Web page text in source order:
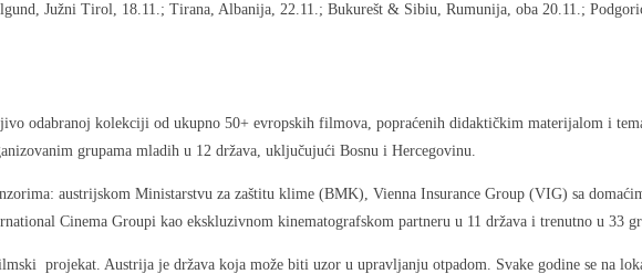
Južni Tirol, 18.11.; Tirana, Albanija, 22.11.; Bukurešt & Sibiu, Rumunija, oba 20.11.;
odabranoj kolekciji od ukupno 50+ evropskih filmova, popraćenih didaktičkim materijalom i
grupama mladih u 12 država, uključujući Bosnu i Hercegovinu.
austrijskom Ministarstvu za zaštitu klime (BMK), Vienna Insurance Group (VIG) sa
Cinema Groupi kao ekskluzivnom kinematografskom partneru u 11 država i trenutno u 33
projekat. Austrija je država koja može biti uzor u upravljanju otpadom. Svake godine se na